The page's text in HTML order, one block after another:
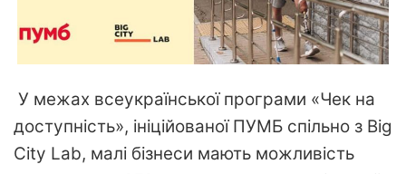
У межах всеукраїнської програми «Чек на
доступність», ініційованої ПУМБ спільно з Big
City Lab, малі бізнеси мають можливість